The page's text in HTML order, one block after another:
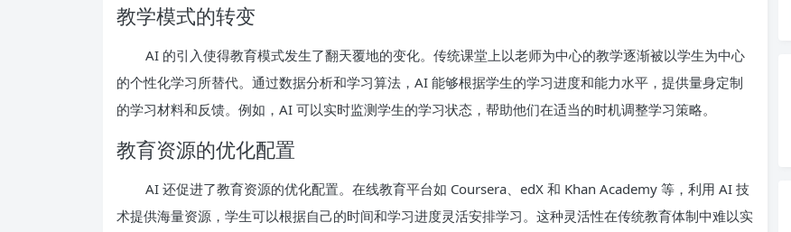
教学模式的转变
AI 的引入使得教育模式发生了翻天覆地的变化。传统课堂上以老师为中心的教学逐渐被以学生为中心
的个性化学习所替代。通过数据分析和学习算法，AI 能够根据学生的学习进度和能力水平，提供量身定制
的学习材料和反馈。例如，AI 可以实时监测学生的学习状态，帮助他们在适当的时机调整学习策略。
教育资源的优化配置
AI 还促进了教育资源的优化配置。在线教育平台如 Coursera、edX 和 Khan Academy 等，利用 AI 技
术提供海量资源，学生可以根据自己的时间和学习进度灵活安排学习。这种灵活性在传统教育体制中难以实